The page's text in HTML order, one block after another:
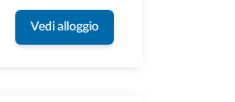
Vedi alloggio